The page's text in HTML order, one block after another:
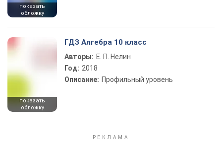
показать
обложку
показать
обложку
ГДЗ Алгебра 10 класс
Авторы: Е. П. Нелин
Год: 2018
Описание: Профильный уровень